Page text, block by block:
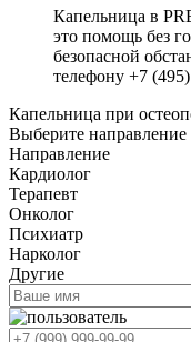
Капельница в
это помощь без
безопасной
телефону +7
Капельница при
Выберите направление
Направление
Кардиолог
Терапевт
Онколог
Психиатр
Нарколог
Другие